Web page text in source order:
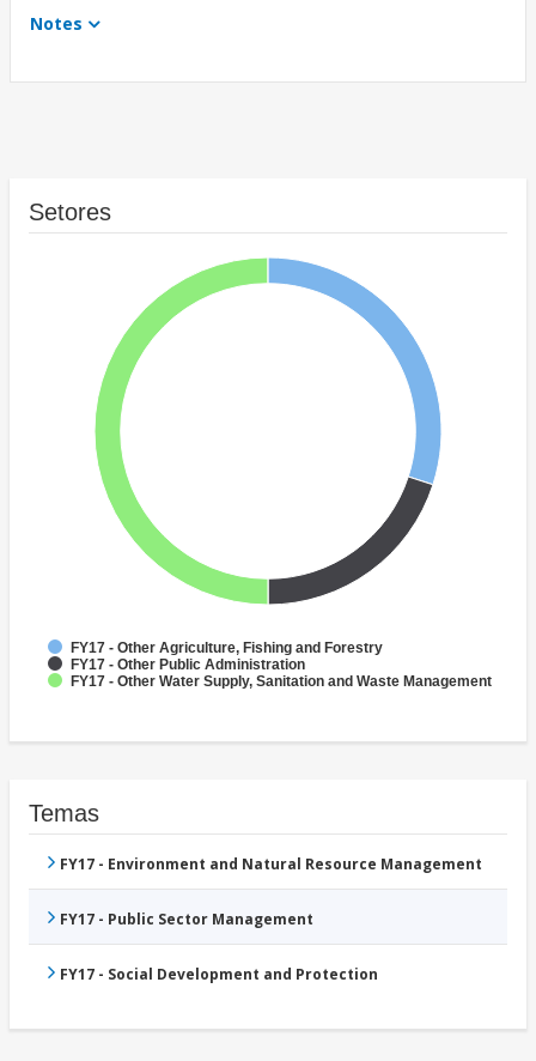
Notes
Setores
FY17 - Other Agriculture, Fishing and Forestry
FY17 - Other Public Administration
FY17 - Other Water Supply, Sanitation and Waste Management
Temas
FY17 - Environment and Natural Resource Management
FY17 - Public Sector Management
FY17 - Social Development and Protection